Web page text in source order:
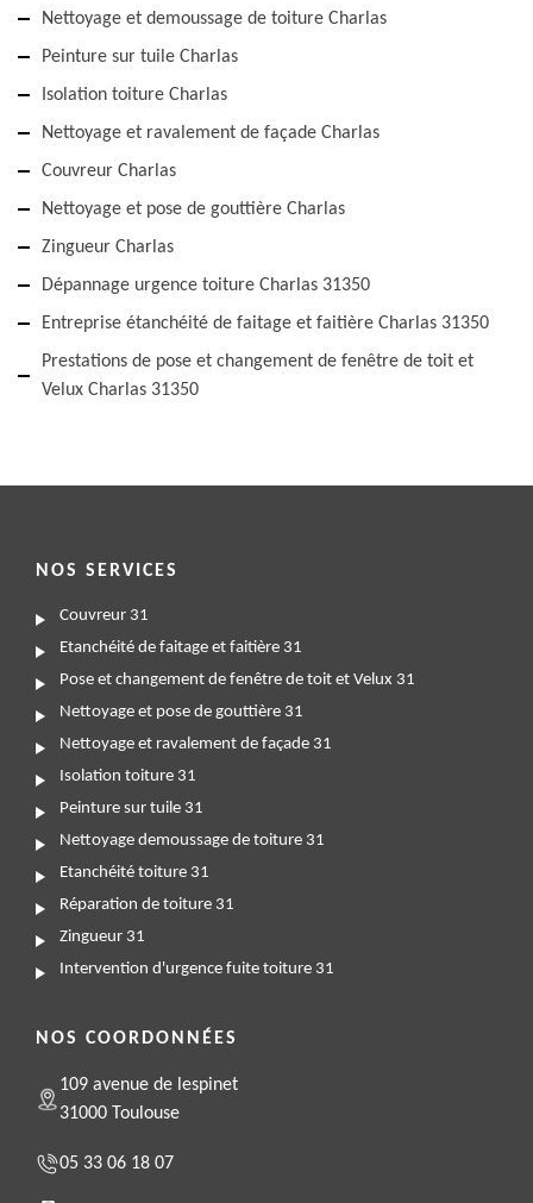
Nettoyage et demoussage de toiture Charlas
Peinture sur tuile Charlas
Isolation toiture Charlas
Nettoyage et ravalement de façade Charlas
Couvreur Charlas
Nettoyage et pose de gouttière Charlas
Zingueur Charlas
Dépannage urgence toiture Charlas 31350
Entreprise étanchéité de faitage et faitière Charlas 31350
Prestations de pose et changement de fenêtre de toit et
Velux Charlas 31350
NOS SERVICES
Couvreur 31
Etanchéité de faitage et faitière 31
Pose et changement de fenêtre de toit et Velux 31
Nettoyage et pose de gouttière 31
Nettoyage et ravalement de façade 31
Isolation toiture 31
Peinture sur tuile 31
Nettoyage demoussage de toiture 31
Etanchéité toiture 31
Réparation de toiture 31
Zingueur 31
Intervention d'urgence fuite toiture 31
NOS COORDONNÉES
109 avenue de lespinet
31000 Toulouse
05 33 06 18 07